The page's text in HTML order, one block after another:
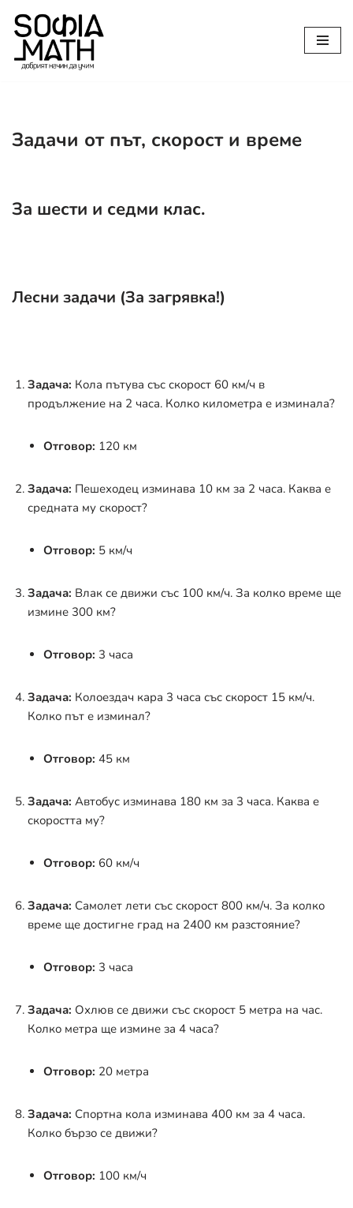
Продължете
към
Задачи от път, скорост и време
За шести и седми клас.
Лесни задачи (За загрявка!)
Задача: Кола пътува със скорост 60 км/ч в
продължение на 2 часа. Колко километра е изминала?
Отговор: 120 км
Задача: Пешеходец изминава 10 км за 2 часа. Каква е
средната му скорост?
Отговор: 5 км/ч
Задача: Влак се движи със 100 км/ч. За колко време ще
измине 300 км?
Отговор: 3 часа
Задача: Колоездач кара 3 часа със скорост 15 км/ч.
Колко път е изминал?
Отговор: 45 км
Задача: Автобус изминава 180 км за 3 часа. Каква е
скоростта му?
Отговор: 60 км/ч
Задача: Самолет лети със скорост 800 км/ч. За колко
време ще достигне град на 2400 км разстояние?
Отговор: 3 часа
Задача: Охлюв се движи със скорост 5 метра на час.
Колко метра ще измине за 4 часа?
Отговор: 20 метра
Задача: Спортна кола изминава 400 км за 4 часа.
Колко бързо се движи?
Отговор: 100 км/ч